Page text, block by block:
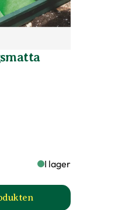
I lager
till Bevattningsmatta